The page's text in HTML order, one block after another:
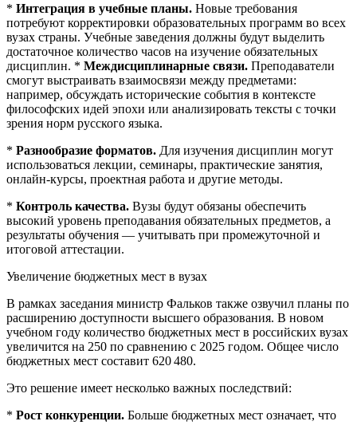
* Интеграция в учебные планы. Новые требования
потребуют корректировки образовательных программ во всех
вузах страны. Учебные заведения должны будут выделить
достаточное количество часов на изучение обязательных
дисциплин. * Междисциплинарные связи. Преподаватели
смогут выстраивать взаимосвязи между предметами:
например, обсуждать исторические события в контексте
философских идей эпохи или анализировать тексты с точки
зрения норм русского языка.
* Разнообразие форматов. Для изучения дисциплин могут
использоваться лекции, семинары, практические занятия,
онлайн‑курсы, проектная работа и другие методы.
* Контроль качества. Вузы будут обязаны обеспечить
высокий уровень преподавания обязательных предметов, а
результаты обучения — учитывать при промежуточной и
итоговой аттестации.
Увеличение бюджетных мест в вузах
В рамках заседания министр Фальков также озвучил планы по
расширению доступности высшего образования. В новом
учебном году количество бюджетных мест в российских вузах
увеличится на 250 по сравнению с 2025 годом. Общее число
бюджетных мест составит 620 480.
Это решение имеет несколько важных последствий:
* Рост конкуренции. Больше бюджетных мест означает, что